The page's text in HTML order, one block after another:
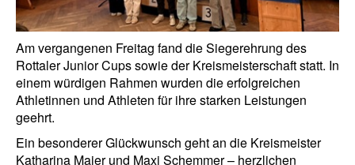
Am vergangenen Freitag fand die Siegerehrung des
Rottaler Junior Cups sowie der Kreismeisterschaft statt. In
einem würdigen Rahmen wurden die erfolgreichen
Athletinnen und Athleten für ihre starken Leistungen
geehrt.
Ein besonderer Glückwunsch geht an die Kreismeister
Katharina Maier und Maxi Schemmer – herzlichen